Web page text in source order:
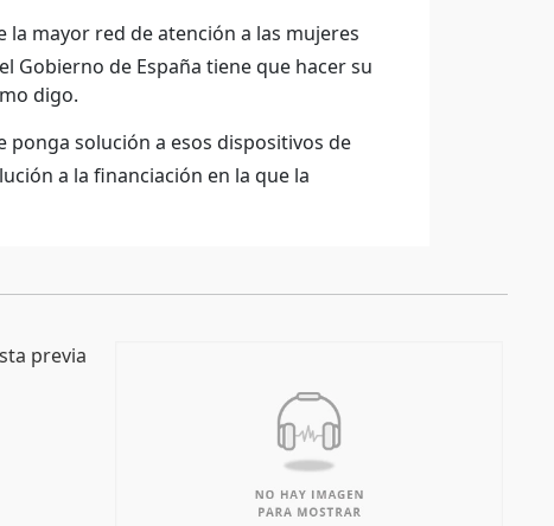
mayor red de atención a las mujeres
Gobierno de España tiene que hacer su
digo.
solución a esos dispositivos de
a la financiación en la que la